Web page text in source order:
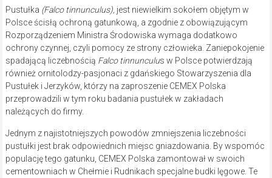
Pustułka (Falco tinnunculus), jest niewielkim sokołem objętym w
Polsce ścisłą ochroną gatunkową, a zgodnie z obowiązującym
Rozporządzeniem Ministra Środowiska wymaga dodatkowo
ochrony czynnej, czyli pomocy ze strony człowieka. Zaniepokojenie
spadającą liczebnością Falco tinnunculus w Polsce potwierdzają
również ornitolodzy-pasjonaci z gdańskiego Stowarzyszenia dla
Pustułek i Jerzyków, którzy na zaproszenie CEMEX Polska
przeprowadzili w tym roku badania pustułek w zakładach
należących do firmy.
Jednym z najistotniejszych powodów zmniejszenia liczebności
pustułki jest brak odpowiednich miejsc gniazdowania. By wspomóc
populację tego gatunku, CEMEX Polska zamontował w swoich
cementowniach w Chełmie i Rudnikach specjalne budki lęgowe. Te